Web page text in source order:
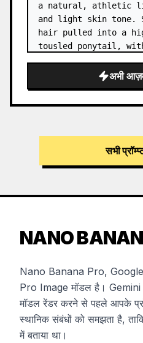
a natural, athletic
and light skin tone.
hair pulled into a
tousled ponytail,
अभी
सभी
NANO
Nano Banana Pro,
Pro Image मॉडल है। Gemini
मॉडल रेंडर करने से पहले आपके
स्थानिक संबंधों को समझता है,
में बताया था।